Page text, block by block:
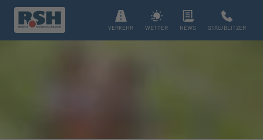
VERKEHR WETTER NEWS STAU/BLITZER